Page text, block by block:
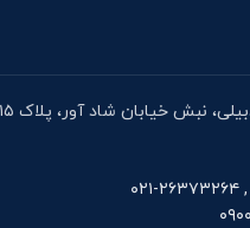
آدرس دفتر: خیابان مقدس اردبیلی، نبش خیابان شاد آور، پلاک ۱۵